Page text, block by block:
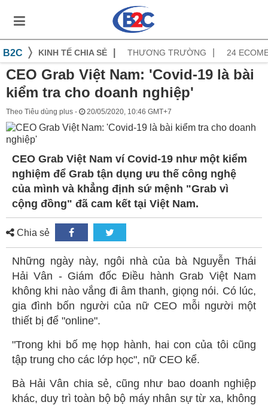
B2C KINH TẾ CHIA SẺ THƯƠNG TRƯỜNG 24
CEO Grab Việt Nam: 'Covid-19 là bài
kiểm tra cho doanh nghiệp'
Theo Tiêu dùng plus - 20/05/2020, 10:46 GMT+7
CEO Grab Việt Nam ví Covid-19 như một kiểm
nghiệm để Grab tận dụng ưu thế công nghệ
của mình và khẳng định sứ mệnh "Grab vì
cộng đồng" đã cam kết tại Việt Nam.
Chia sẻ
Những ngày này, ngôi nhà của bà Nguyễn Thái
Hải Vân - Giám đốc Điều hành Grab Việt Nam
không khi nào vắng đi âm thanh, giọng nói. Có lúc,
gia đình bốn người của nữ CEO mỗi người một
thiết bị để "online".
"Trong khi bố mẹ họp hành, hai con của tôi cũng
tập trung cho các lớp học", nữ CEO kể.
Bà Hải Vân chia sẻ, cũng như bao doanh nghiệp
khác, duy trì toàn bộ bộ máy nhân sự từ xa, không